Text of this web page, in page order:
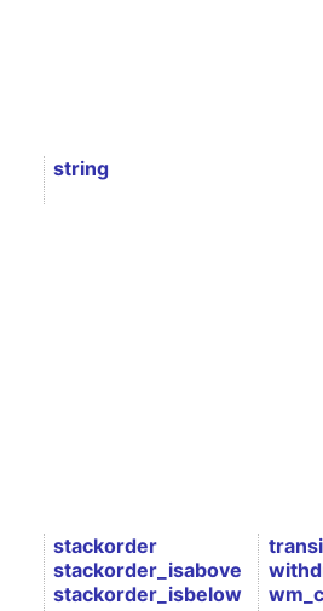
string
stackorder
stackorder_isabove
stackorder_isbelow